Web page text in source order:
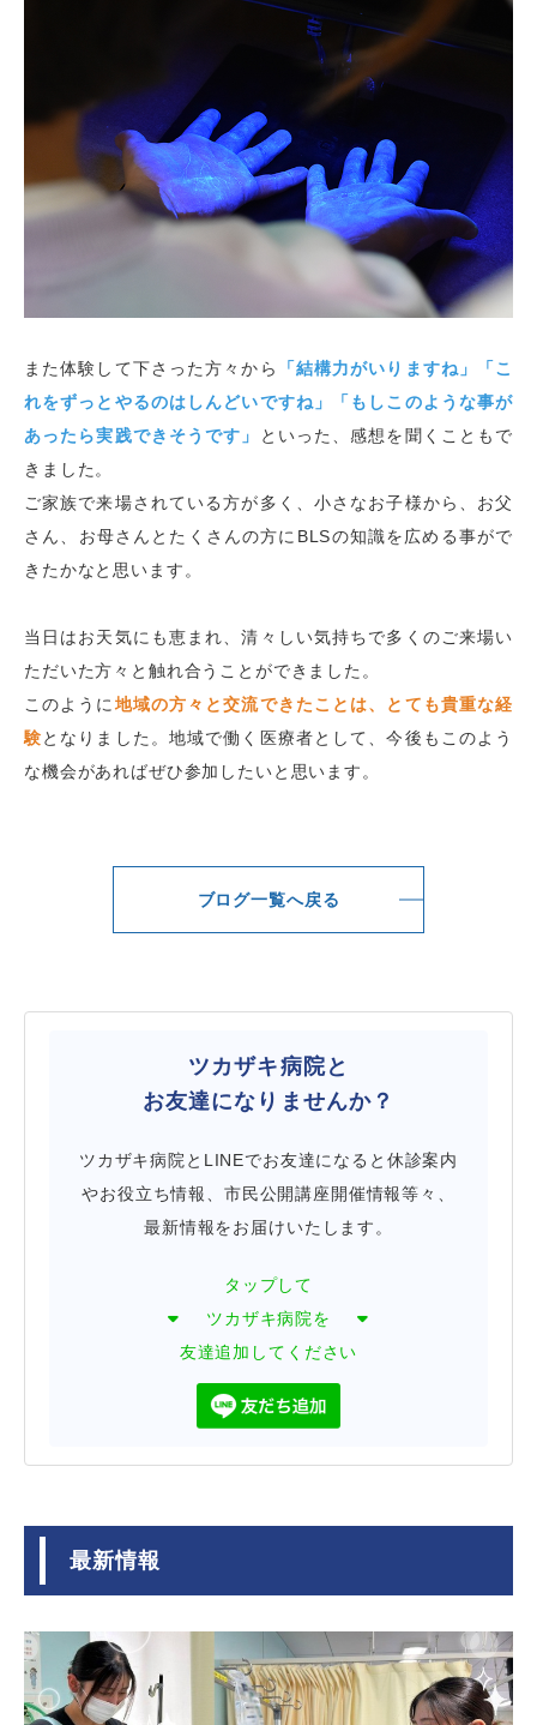
また体験して下さった方々から
「結構力がいりますね」「こ
れをずっとやるのはしんどいですね」「もしこのような事が
あったら実践できそうです」
といった、感想を聞くこともで
きました。
ご家族で来場されている方が多く、小さなお子様から、お父
さん、お母さんとたくさんの方に BLSの知識を広める事がで
きたかなと思います。
当日はお天気にも恵まれ、清々しい気持ちで多くのご来場い
ただいた方々と触れ合うことができました。
このように 地域の方々と交流できたことは、とても貴重な経
験となりました。地域で働く医療者として、今後もこのよう
な機会があればぜひ参加したいと思います。
ブログ一覧へ戻る
ツカザキ病院と
お友達になりませんか？
ツカザキ病院とLINEでお友達になると休診案内
やお役立ち情報、市民公開講座開催情報等々、
最新情報をお届けいたします。
タップして
ツカザキ病院を
友達追加してください
最新情報